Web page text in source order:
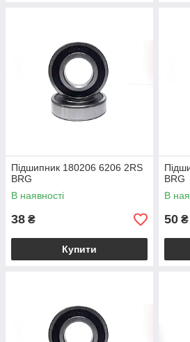
Підшипник 180206 6206 2RS
BRG
В наявності
38 ₴
Купити
BRG
В
50 ₴